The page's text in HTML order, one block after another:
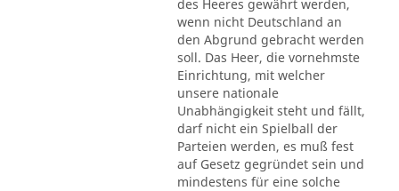
des Heeres gewährt werden,
wenn nicht Deutschland an
den Abgrund gebracht werden
soll. Das Heer, die vornehmste
Einrichtung, mit welcher
unsere nationale
Unabhängigkeit steht und fällt,
darf nicht ein Spielball der
Parteien werden, es muß fest
auf Gesetz gegründet sein und
mindestens für eine solche